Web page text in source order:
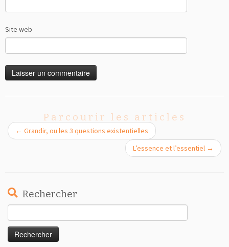
Site web
Parcourir les articles
← Grandir, ou les 3 questions existentielles
L’essence et l’essentiel →
Rechercher